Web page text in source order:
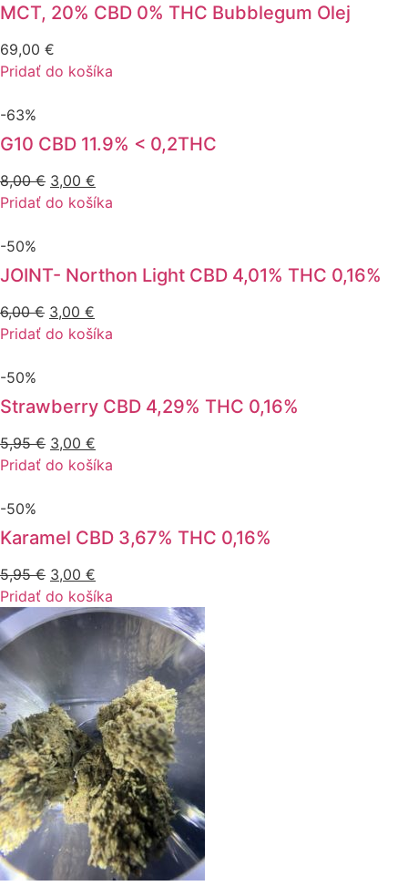
MCT, 20% CBD 0% THC Bubblegum Olej
69,00 €
Pridať do košíka
-63%
G10 CBD 11.9% < 0,2THC
8,00€ Pôvodná
cena
3,00 €
cena
Pridať do košíka
-50%
JOINT- Northon Light CBD 4,01% THC 0,16%
6,00€ Pôvodná
cena
3,00 €
cena
Pridať do košíka
-50%
Strawberry CBD 4,29% THC 0,16%
5,95€ Pôvodná
cena
3,00 €
cena
Pridať do košíka
-50%
Karamel CBD 3,67% THC 0,16%
5,95€ Pôvodná
cena
bola:
5,95 €.
3,00 €
cena
je:
3,00 €.
Pridať do košíka